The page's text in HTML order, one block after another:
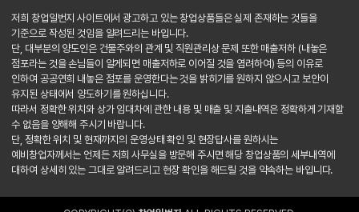
저희 창업일번지 사이트에서 광고하고 있는 창업상품들은 실제 존재하는 것들을
기준으로 작성된 것임을 알려드리는 바입니다.
단, 대부분의 양도인은 건물주와의 관계 및 직원관리상 문제 또한 매출저하 (내놓은
점포라는 것을 손님들이 알게되면 매출저하로 이어질 것을 염려하여) 등의 이유로
인하여 공공연희 내놓은 점포를 운영한다는 것을 밝히기를 원하지 않으시고 보안이
유지된 상태에서 양도하기를 원하십니다.
따라서 정확한 위치와 상가 임대차에 관한 내용 및 매출 및 지출내역은 정확하게 기재할
수 없음을 양해해 주시기 바랍니다.
단, 정확한 위치 및 현재까지의 운영상태 확인 및 현장답사를 원하시는
예비창업자께서는 언제든 저희 사무실을 방문해 주시면 해당 창업상품의 세부내역에
대하여 상세히 있는 그대로 알려드리고 현장 확인을 해드릴 것을 약속하는 바입니다.